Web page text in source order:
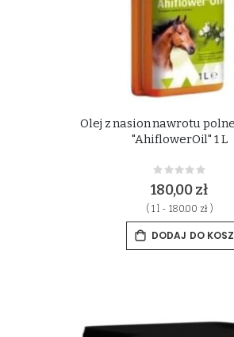
Olej z nasion nawrotu
"AhiflowerOil" 1 L
Rating:
0%
180,00 zł
( 1 l - 180.00 zł )
DODAJ DO